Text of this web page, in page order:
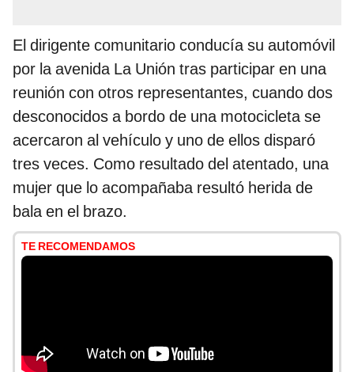
El dirigente comunitario conducía su automóvil
por la avenida La Unión tras participar en una
reunión con otros representantes, cuando dos
desconocidos a bordo de una motocicleta se
acercaron al vehículo y uno de ellos disparó
tres veces. Como resultado del atentado, una
mujer que lo acompañaba resultó herida de
bala en el brazo.
TE RECOMENDAMOS